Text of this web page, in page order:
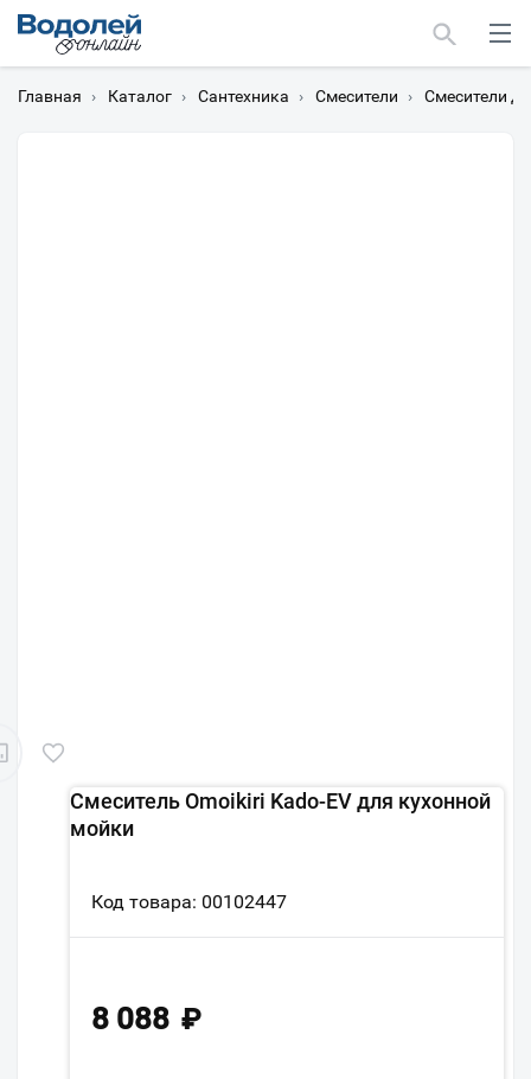
Главная › Каталог › Сантехника › Смесители › Смесители
Смеситель Omoikiri Kado-EV для кухонной
мойки
Код товара: 00102447
8 088 ₽